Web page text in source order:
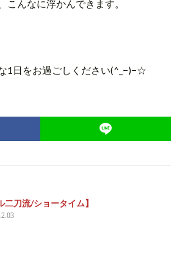
こんなに浮かんできます。
1日をお過ごしください(^_−)−☆
二刀流/ショータイム】